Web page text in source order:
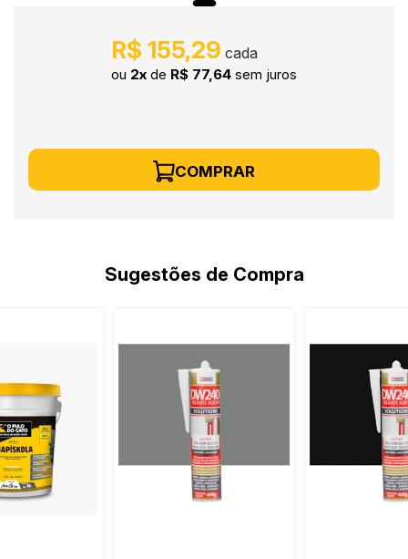
R$ 155,29
ou 2x de R$ 77,64 sem juros
COMPRAR
Sugestões de Compra